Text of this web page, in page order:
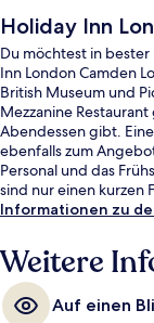
Holiday Inn
Du möchtest in
Inn London Camden
British Museum und
Mezzanine
Abendessen gibt.
ebenfalls zum
Personal und das
sind nur einen kurzen
Town sind es 5
Informationen zu
Weitere
Auf einen